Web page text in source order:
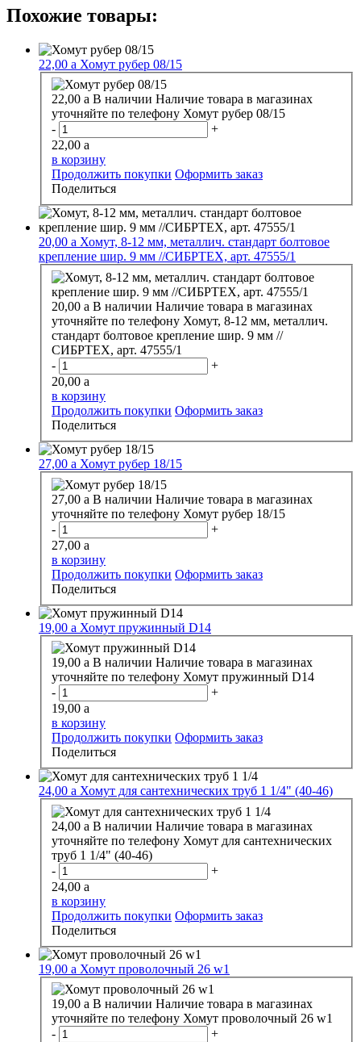
Похожие товары:
22,00 a Хомут рубер 08/15
22,00 a В наличии Наличие товара в магазинах
уточняйте по телефону Хомут рубер 08/15
-
+
22,00 a
в корзину
Продолжить покупки Оформить заказ
Поделиться
20,00 a Хомут, 8-12 мм, металлич. стандарт болтовое
крепление шир. 9 мм //СИБРТЕХ, арт. 47555/1
20,00 a В наличии Наличие товара в магазинах
уточняйте по телефону Хомут, 8-12 мм, металлич.
стандарт болтовое крепление шир. 9 мм //
СИБРТЕХ, арт. 47555/1
-
+
20,00 a
в корзину
Продолжить покупки Оформить заказ
Поделиться
27,00 a Хомут рубер 18/15
27,00 a В наличии Наличие товара в магазинах
уточняйте по телефону Хомут рубер 18/15
-
+
27,00 a
в корзину
Продолжить покупки Оформить заказ
Поделиться
19,00 a Хомут пружинный D14
19,00 a В наличии Наличие товара в магазинах
уточняйте по телефону Хомут пружинный D14
-
+
19,00 a
в корзину
Продолжить покупки Оформить заказ
Поделиться
24,00 a Хомут для сантехнических труб 1 1/4" (40-46)
24,00 a В наличии Наличие товара в магазинах
уточняйте по телефону Хомут для сантехнических
труб 1 1/4" (40-46)
-
+
24,00 a
в корзину
Продолжить покупки Оформить заказ
Поделиться
19,00 a Хомут проволочный 26 w1
19,00 a В наличии Наличие товара в магазинах
уточняйте по телефону Хомут проволочный 26 w1
-
+